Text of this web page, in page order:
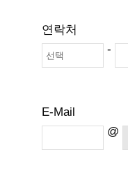
연락처
-
E-Mail
@